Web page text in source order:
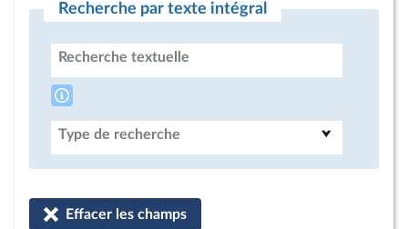
Recherche par texte intégral
Recherche textuelle
Type de recherche
Effacer les champs